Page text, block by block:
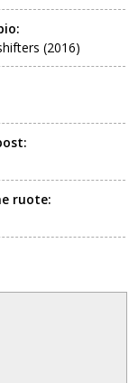
(2016)
ruote: